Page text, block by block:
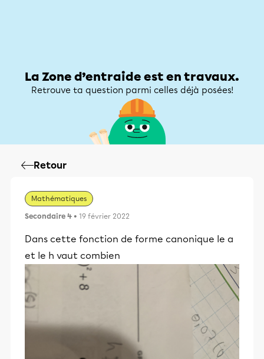
La Zone d’entraide est en travaux.
Retrouve ta question parmi celles déjà posées!
Retour
Mathématiques
Secondaire 4 • 19 février 2022
Dans cette fonction de forme canonique le a
et le h vaut combien